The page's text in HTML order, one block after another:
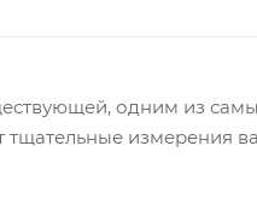
одним из
измерения